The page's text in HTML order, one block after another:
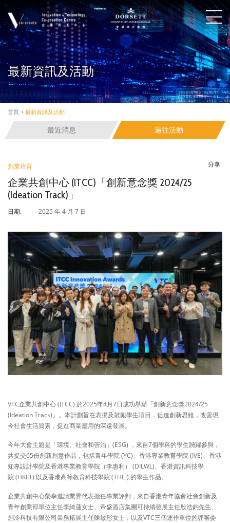
最新資訊及活動
首頁 > 最新資訊及活動
最近消息 過往活動
創業培育 分享:
企業共創中心 (ITCC)「創新意念獎 2024/25
(Ideation Track)」
日期: 2025 年 4 月 7 日
VTC企業共創中心 (ITCC) 於2025年4月7日成功舉辦「創新意念獎2024/25
(Ideation Track)」。本計劃旨在表揚及鼓勵學生項目，促進創新思維，改善現
今社會生活質素，促進商業應用的深遠發展。
今年大會主題是「環境、社會和管治」(ESG) ，來自7個學科的學生踴躍參與，
共提交65份創新創意作品，包括青年學院 (YC)、香港專業教育學院 (IVE)、香港
知專設計學院及香港專業教育學院（李惠利） (DILWL)、香港資訊科技學
院 (HKIIT) 以及香港高等教育科技學院 (THEi) 的學生作品。
企業共創中心榮幸邀請業界代表擔任專業評判，來自香港青年協會社會創新及
青年創業部單位主任李綺蓮女士、帝盛酒店集團可持續發展主任殷浩鈞先生、
創冷科技有限公司業務拓展主任陳敏彤女士，以及VTC三個運作單位的評審委